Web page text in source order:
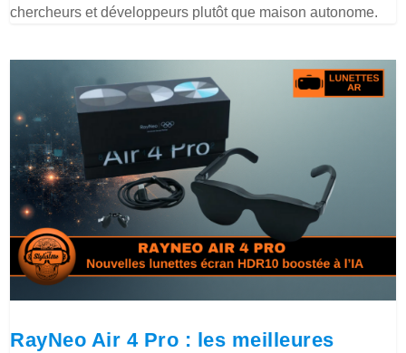
chercheurs et développeurs plutôt que maison autonome.
RayNeo Air 4 Pro : les meilleures